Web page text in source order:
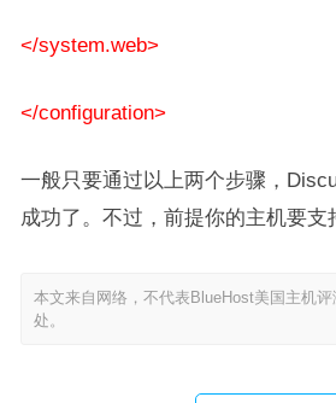
</system.web>
</configuration>
一般只要通过以上两个步骤，
成功了。不过，前提你的主机要支
本文来自网络，不代表BlueHost美国主机
处。